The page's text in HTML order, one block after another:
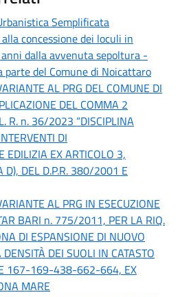
Semplificata
concessione dei loculi in
dalla avvenuta sepoltura -
del Comune di Noicattaro
AL PRG DEL COMUNE DI
DEL COMMA 2
R. n. 36/2023 “DISCIPLINA
DI
EDILIZIA EX ARTICOLO 3,
D), DEL D.P.R. 380/2001 E
AL PRG IN ESECUZIONE
BARI n. 775/2011, PER LA RIQ.
DI ESPANSIONE DI NUOVO
DEI SUOLI IN CATASTO
167-169-438-662-664, EX
MARE